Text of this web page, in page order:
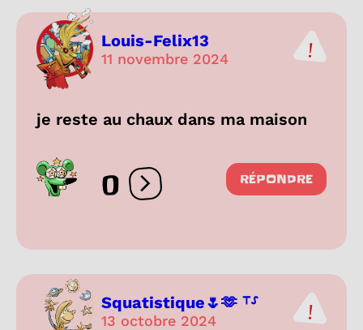
Louis-Felix13
11 novembre 2024
je reste au chaux dans ma maison
0 Ouvrir les réactions
RÉPONDRE
Squatistique🌷🫶 ⸆⸉
13 octobre 2024